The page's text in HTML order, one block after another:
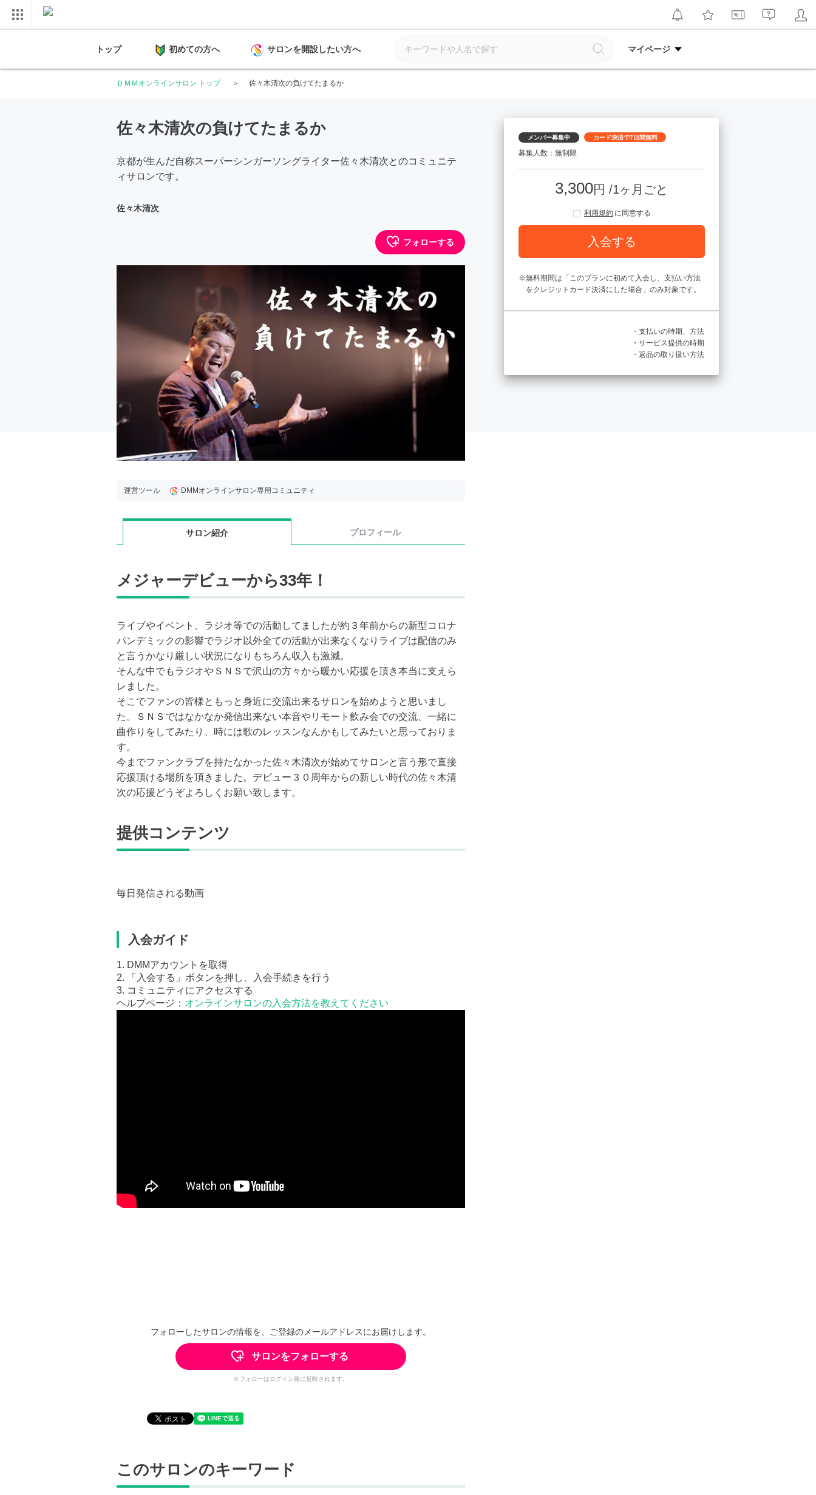
トップ 初めての方へ サロンを開設したい方へ マイページ
ＤＭＭオンラインサロン トップ 佐々木清次の負けてたまるか
佐々木清次の負けてたまるか
京都が生んだ自称スーパーシンガーソングライター佐々木清次とのコミュニテ
ィサロンです。
佐々木清次
フォローする
運営ツール DMMオンラインサロン専用コミュニティ
サロン紹介 プロフィール
メジャーデビューから33年！
ライブやイベント、ラジオ等での活動してましたが約３年前からの新型コロナ
パンデミックの影響でラジオ以外全ての活動が出来なくなりライブは配信のみ
と言うかなり厳しい状況になりもちろん収入も激減。
そんな中でもラジオやＳＮＳで沢山の方々から暖かい応援を頂き本当に支えら
レました。
そこでファンの皆様ともっと身近に交流出来るサロンを始めようと思いまし
た。ＳＮＳではなかなか発信出来ない本音やリモート飲み会での交流、一緒に
曲作りをしてみたり、時には歌のレッスンなんかもしてみたいと思っておりま
す。
今までファンクラブを持たなかった佐々木清次が始めてサロンと言う形で直接
応援頂ける場所を頂きました。デビュー３０周年からの新しい時代の佐々木清
次の応援どうぞよろしくお願い致します。
提供コンテンツ
毎日発信される動画
入会ガイド
1. DMMアカウントを取得
2. 「入会する」ボタンを押し、入会手続きを行う
3. コミュニティにアクセスする
ヘルプページ： オンラインサロンの入会方法を教えてください
フォローしたサロンの情報を、ご登録のメールアドレスにお届けします。
サロンをフォローする
※フォローはログイン後に反映されます。
このサロンのキーワード
メンバー募集中 カード決済で7日間無料
募集人数：無制限
3,300円 /1ヶ月ごと
利用規約 に同意する
入会する
無料期間は「このプランに初めて入会し、支払い方法
をクレジットカード決済にした場合」のみ対象です。
・支払いの時期、方法
・サービス提供の時期
・返品の取り扱い方法